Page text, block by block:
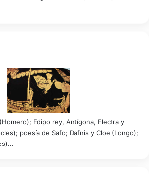
Edipo rey, Antígona, Electra y
poesía de Safo; Dafnis y Cloe (Longo);